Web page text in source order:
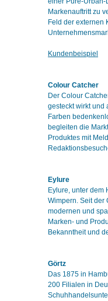
Markenauftritt zu
Feld der externen
Kundenbeispiel
Colour Catcher
Der Colour
gesteckt wirkt und
Farben
begleiten die
Produktes mit
Eylure
Eylure, unter dem
Wimpern. Seit der
modernen und
Marken- und
Bekanntheit und
Görtz
Das 1875 in
200 Filialen in